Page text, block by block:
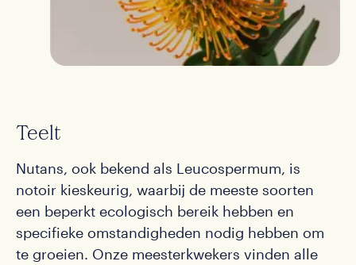
Teelt
Nutans, ook bekend als Leucospermum, is
notoir kieskeurig, waarbij de meeste soorten
een beperkt ecologisch bereik hebben en
specifieke omstandigheden nodig hebben om
te groeien. Onze meesterkwekers vinden alle